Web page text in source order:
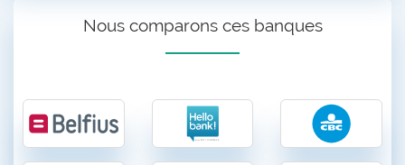
Nous comparons ces banques